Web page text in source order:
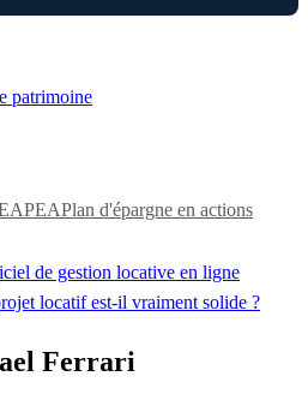
patrimoine
PEAPlan d'épargne en actions
Ferrari